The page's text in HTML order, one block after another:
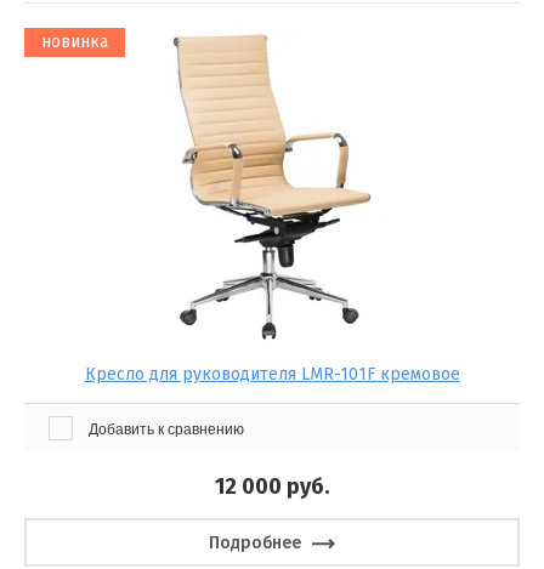
новинка
Кресло для руководителя LMR-101F кремовое
Добавить к сравнению
12 000 руб.
Подробнее